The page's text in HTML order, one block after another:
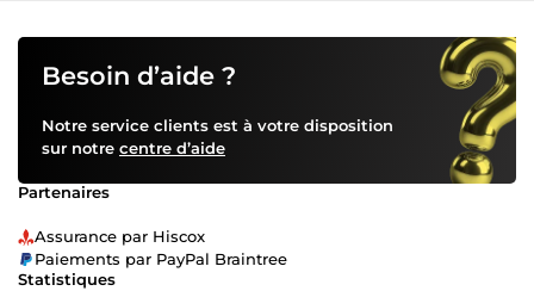
Besoin d’aide ?
Notre service clients est à votre disposition
sur notre centre d’aide
Partenaires
Assurance par Hiscox
Paiements par PayPal Braintree
Statistiques